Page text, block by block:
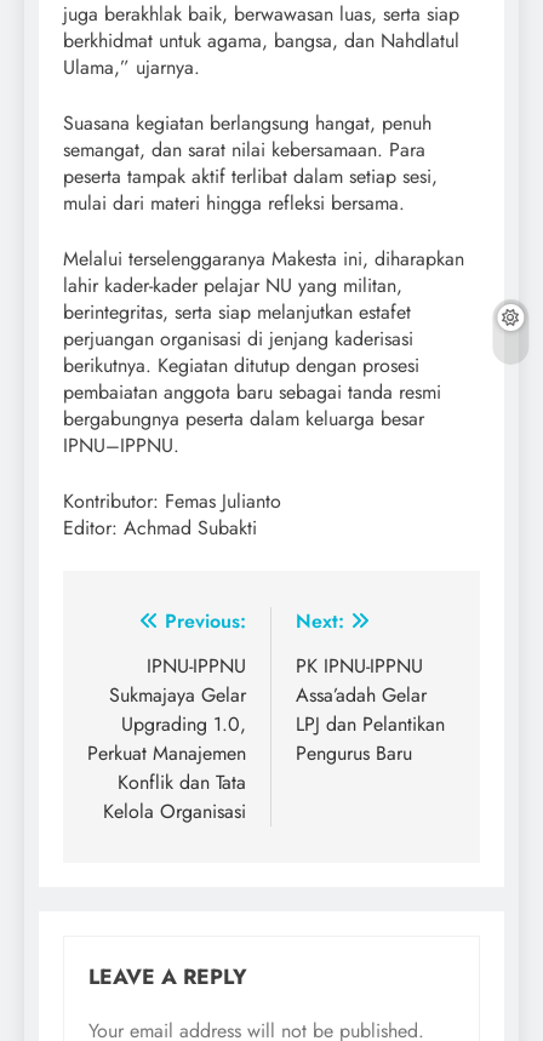
juga berakhlak baik, berwawasan luas, serta siap
berkhidmat untuk agama, bangsa, dan Nahdlatul
Ulama,” ujarnya.
Suasana kegiatan berlangsung hangat, penuh
semangat, dan sarat nilai kebersamaan. Para
peserta tampak aktif terlibat dalam setiap sesi,
mulai dari materi hingga refleksi bersama.
Melalui terselenggaranya Makesta ini, diharapkan
lahir kader-kader pelajar NU yang militan,
berintegritas, serta siap melanjutkan estafet
perjuangan organisasi di jenjang kaderisasi
berikutnya. Kegiatan ditutup dengan prosesi
pembaiatan anggota baru sebagai tanda resmi
bergabungnya peserta dalam keluarga besar
IPNU–IPPNU.
Kontributor: Femas Julianto
Editor: Achmad Subakti
Post
navigation
Previous:
IPNU-IPPNU
Sukmajaya Gelar
Upgrading 1.0,
Perkuat Manajemen
Konflik dan Tata
Kelola Organisasi
Next:
PK IPNU-IPPNU
Assa’adah Gelar
LPJ dan Pelantikan
Pengurus Baru
LEAVE A REPLY
Your email address will not be published.